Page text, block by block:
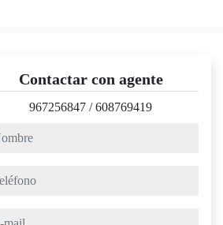
Contactar con agente
967256847 /608769419